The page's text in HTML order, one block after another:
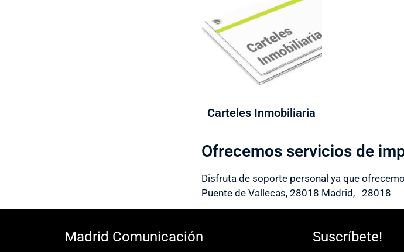
Carteles Inmobiliaria
Ofrecemos servicios de
Disfruta de soporte personal ya que
Puente de Vallecas, 28018 Madrid, 28018
Madrid Comunicación Suscríbete!